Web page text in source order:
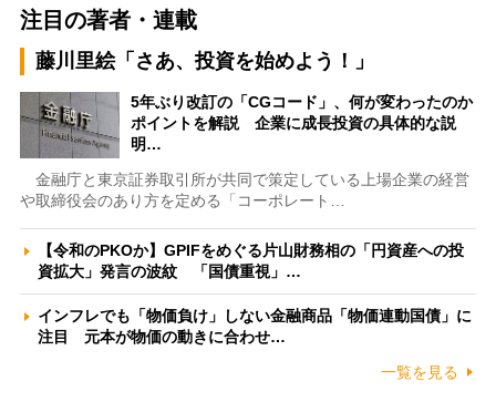
注目の著者・連載
藤川里絵「さあ、投資を始めよう！」
5年ぶり改訂の「CGコード」、何が変わったのか
ポイントを解説 企業に成長投資の具体的な説
明…
金融庁と東京証券取引所が共同で策定している上場企業の経営
や取締役会のあり方を定める「コーポレート…
【令和のPKOか】GPIFをめぐる片山財務相の「円資産への投
資拡大」発言の波紋 「国債重視」…
インフレでも「物価負け」しない金融商品「物価連動国債」に
注目 元本が物価の動きに合わせ…
一覧を見る